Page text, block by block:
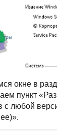
окне в
пункт
с любой